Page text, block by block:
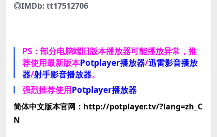
◎IMDb: tt17512706
PS：部分电脑端旧版本播放器可能播放异常，推
荐使用最新版本Potplayer播放器/迅雷影音播放
器/射手影音播放器。
强烈推荐使用Potplayer播放器
简体中文版本官网：http://potplayer.tv/?lang=zh_C
N